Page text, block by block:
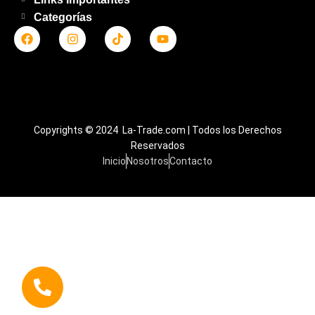
Categorías
Copyrights © 2024 La-Trade.com | Todos los Derechos
Reservados
Inicio NosotrosContacto